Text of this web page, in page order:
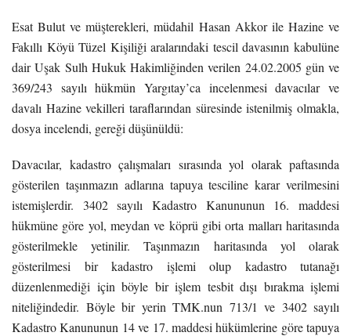
Esat Bulut ve müşterekleri, müdahil Hasan Akkor ile Hazine ve
Fakıllı Köyü Tüzel Kişiliği aralarındaki tescil davasının kabulüne
dair Uşak Sulh Hukuk Hakimliğinden verilen 24.02.2005 gün ve
369/243 sayılı hükmün Yargıtay’ca incelenmesi davacılar ve
davalı Hazine vekilleri taraflarından süresinde istenilmiş olmakla,
dosya incelendi, gereği düşünüldü:
Davacılar, kadastro çalışmaları sırasında yol olarak paftasında
gösterilen taşınmazın adlarına tapuya tesciline karar verilmesini
istemişlerdir. 3402 sayılı Kadastro Kanununun 16. maddesi
hükmüne göre yol, meydan ve köprü gibi orta malları haritasında
gösterilmekle yetinilir. Taşınmazın haritasında yol olarak
gösterilmesi bir kadastro işlemi olup kadastro tutanağı
düzenlenmediği için böyle bir işlem tesbit dışı bırakma işlemi
niteliğindedir. Böyle bir yerin TMK.nun 713/1 ve 3402 sayılı
Kadastro Kanununun 14 ve 17. maddesi hükümlerine göre tapuya